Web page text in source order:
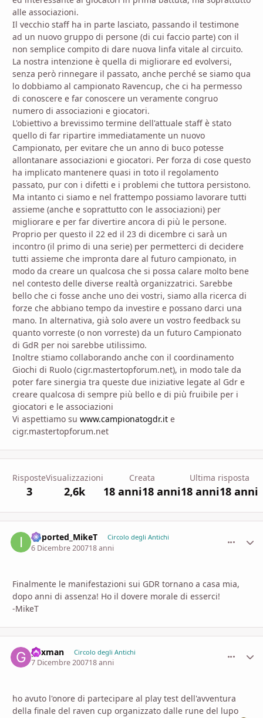
alle associazioni.
Il vecchio staff ha in parte lasciato, passando il testimone
ad un nuovo gruppo di persone (di cui faccio parte) con il
non semplice compito di dare nuova linfa vitale al circuito.
La nostra intenzione è quella di migliorare ed evolversi,
senza però rinnegare il passato, anche perché se siamo qua
lo dobbiamo al campionato Ravencup, che ci ha permesso
di conoscere e far conoscere un veramente congruo
numero di associazioni e giocatori.
L'obiettivo a brevissimo termine dell'attuale staff è stato
quello di far ripartire immediatamente un nuovo
Campionato, per evitare che un anno di buco potesse
allontanare associazioni e giocatori. Per forza di cose questo
ha implicato mantenere quasi in toto il regolamento
passato, pur con i difetti e i problemi che tuttora persistono.
Ma intanto ci siamo e nel frattempo possiamo lavorare tutti
assieme (anche e soprattutto con le associazioni) per
migliorare e per far divertire ancora di più le persone.
Proprio per questo il 22 ed il 23 di dicembre ci sarà un
incontro (il primo di una serie) per permetterci di decidere
tutti assieme che impronta dare al futuro campionato, in
modo da creare un qualcosa che si possa calare molto bene
nel contesto delle diverse realtà organizzatrici. Sarebbe
bello che ci fosse anche uno dei vostri, siamo alla ricerca di
forze che abbiano tempo da investire e possano darci una
mano. In alternativa, già solo avere un vostro feedback su
quanto vorreste (o non vorreste) da un futuro Campionato
di GdR per noi sarebbe utilissimo.
Inoltre stiamo collaborando anche con il coordinamento
Giochi di Ruolo (cigr.mastertopforum.net), in modo tale da
poter fare sinergia tra queste due iniziative legate al Gdr e
creare qualcosa di sempre più bello e di più fruibile per i
giocatori e le associazioni
Vi aspettiamo su www.campionatogdr.it e
cigr.mastertopforum.net
Risposte
3
Visualizzazioni
2,6k
Creata
18 anni18 anni
Ultima risposta
18 anni18 anni
imported_MikeT Circolo degli Antichi
6 Dicembre 200718 anni
Finalmente le manifestazioni sui GDR tornano a casa mia,
dopo anni di assenza! Ho il dovere morale di esserci!
-MikeT
gexman Circolo degli Antichi
7 Dicembre 200718 anni
ho avuto l'onore di partecipare al play test dell'avventura
della finale del raven cup organizzato dalle rune del lupo